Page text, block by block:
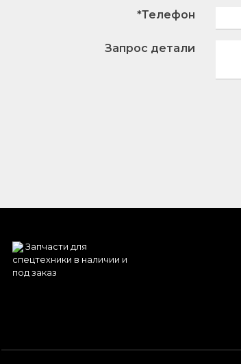
*Телефон
Запрос детали
Запчасти для
спецтехники в наличии и
под заказ